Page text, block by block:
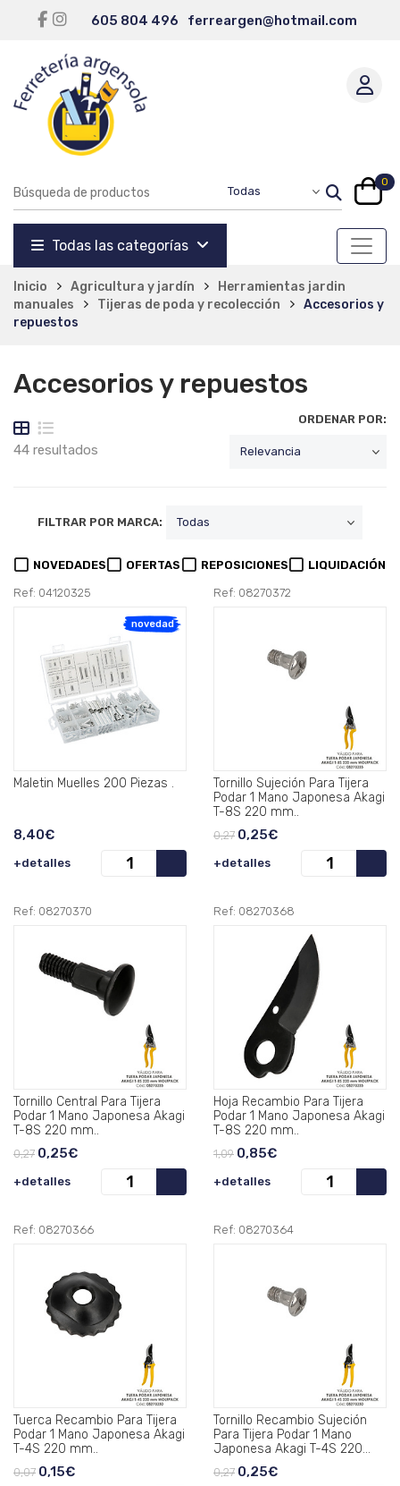
605 804 496 ferreargen@hotmail.com
0
Todas las categorías
Inicio Agricultura y jardín
Herramientas jardin
manuales
Tijeras de poda y recolección
Accesorios y
repuestos
Accesorios y repuestos
44 resultados
ORDENAR POR:
FILTRAR POR MARCA:
NOVEDADES OFERTAS REPOSICIONES LIQUIDACIÓN
Ref: 04120325
novedad
Maletin Muelles 200 Piezas .
8,40€
+detalles
Ref: 08270372
Tornillo Sujeción Para Tijera
Podar 1 Mano Japonesa Akagi
T-8S 220 mm..
0,27 0,25€
+detalles
Ref: 08270370
Tornillo Central Para Tijera
Podar 1 Mano Japonesa Akagi
T-8S 220 mm..
0,27 0,25€
+detalles
Ref: 08270368
Hoja Recambio Para Tijera
Podar 1 Mano Japonesa Akagi
T-8S 220 mm..
1,09 0,85€
+detalles
Ref: 08270366
Tuerca Recambio Para Tijera
Podar 1 Mano Japonesa Akagi
T-4S 220 mm..
0,07 0,15€
Ref: 08270364
Tornillo Recambio Sujeción
Para Tijera Podar 1 Mano
Japonesa Akagi T-4S 220
mm..
0,27 0,25€